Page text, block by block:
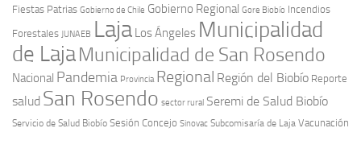
Fiestas Patrias Gobierno de Chile Gobierno Regional Gore Biobío Incendios
Forestales JUNAEB Laja Los Ángeles Municipalidad
de LajaMunicipalidad de San Rosendo
Nacional Pandemia Provincia Regional Región del Biobío Reporte
salud San Rosendo sector rural Seremi de Salud Biobío
Servicio de Salud Biobío Sesión Concejo Sinovac Subcomisaría de Laja Vacunación